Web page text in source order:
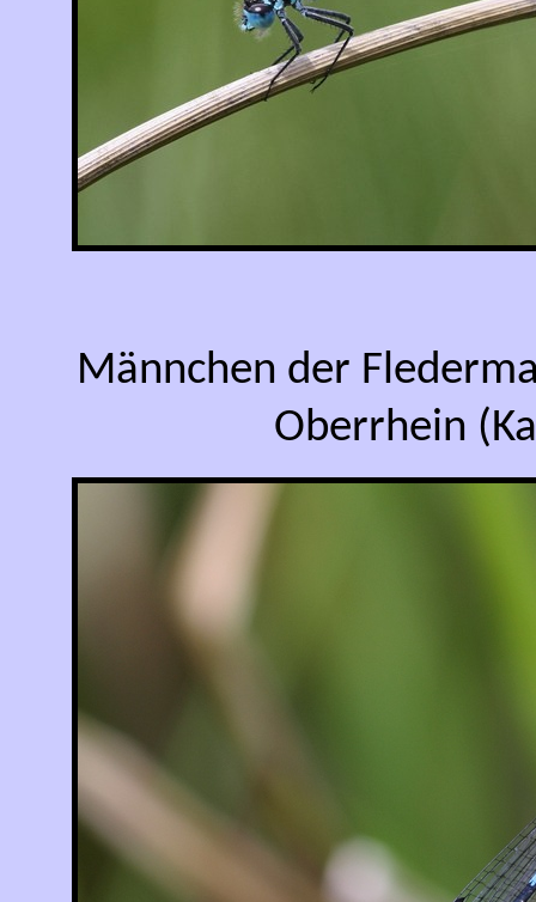
Männchen der
Oberrhein